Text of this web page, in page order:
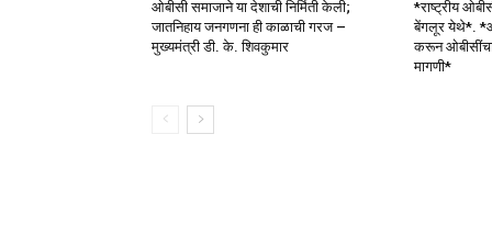
ओबीसी समाजाने या देशाची निर्मिती केली;
जातनिहाय जनगणना ही काळाची गरज –
मुख्यमंत्री डी. के. शिवकुमार
*राष्ट्रीय
बेंगलूर येथे*.
करून
मागणी*